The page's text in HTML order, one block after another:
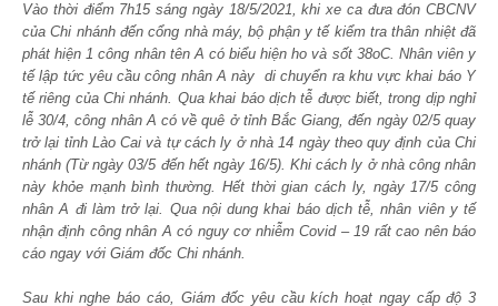
Vào thời điểm 7h15 sáng ngày 18/5/2021, khi xe ca đưa đón CBCNV
của Chi nhánh đến cổng nhà máy, bộ phận y tế kiểm tra thân nhiệt đã
phát hiện 1 công nhân tên A có biểu hiện ho và sốt 38oC. Nhân viên y
tế lập tức yêu cầu công nhân A này di chuyển ra khu vực khai báo Y
tế riêng của Chi nhánh. Qua khai báo dịch tễ được biết, trong dịp nghỉ
lễ 30/4, công nhân A có về quê ở tỉnh Bắc Giang, đến ngày 02/5 quay
trở lại tỉnh Lào Cai và tự cách ly ở nhà 14 ngày theo quy định của Chi
nhánh (Từ ngày 03/5 đến hết ngày 16/5). Khi cách ly ở nhà công nhân
này khỏe mạnh bình thường. Hết thời gian cách ly, ngày 17/5 công
nhân A đi làm trở lại. Qua nội dung khai báo dịch tễ, nhân viên y tế
nhận định công nhân A có nguy cơ nhiễm Covid – 19 rất cao nên báo
cáo ngay với Giám đốc Chi nhánh.
Sau khi nghe báo cáo, Giám đốc yêu cầu kích hoạt ngay cấp độ 3